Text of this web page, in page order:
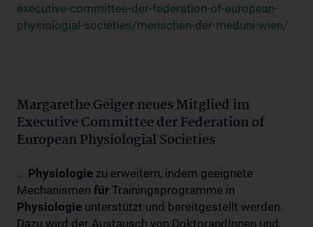
executive-committee-der-federation-of-european-
physiologial-societies/menschen-der-meduni-wien/
Margarethe Geiger neues Mitglied im
Executive Committee der Federation of
European Physiologial Societies
... Physiologie zu erweitern, indem geeignete
Mechanismen für Trainingsprogramme in
Physiologie unterstützt und bereitgestellt werden.
Dazu wird der Austausch von DoktorandInnen und